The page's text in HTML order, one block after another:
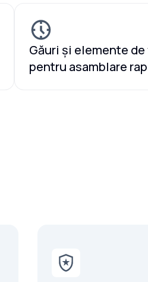
Găuri și elemente
pentru asamblare